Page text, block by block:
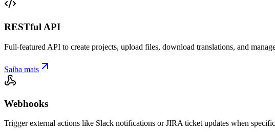
RESTful API
Full-featured API to create projects, upload files, download translations, and
Saiba mais
Webhooks
Trigger external actions like Slack notifications or JIRA ticket updates when